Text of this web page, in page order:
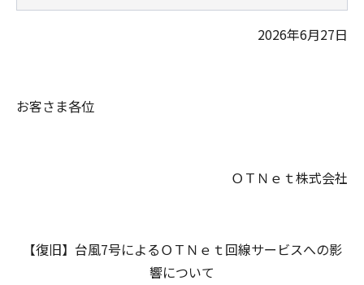
2026年6月27日
お客さま各位
ＯＴＮｅｔ株式会社
【復旧】台風7号によるＯＴＮｅｔ回線サービスへの影
響について